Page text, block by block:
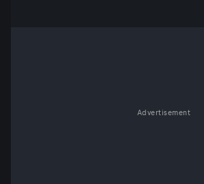
Advertisement